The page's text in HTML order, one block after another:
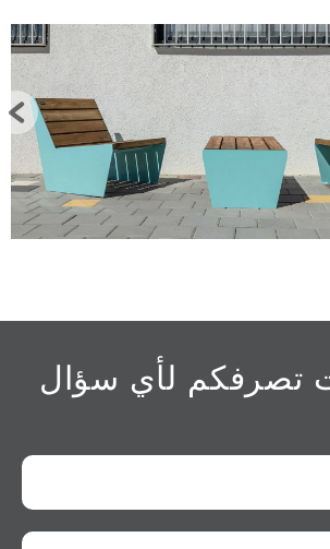
تصرفكم لأي سؤال